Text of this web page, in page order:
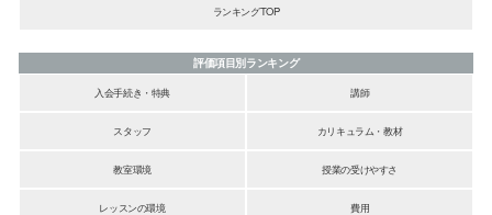
ランキングTOP
評価項目別ランキング
入会手続き・特典
講師
スタッフ カリキュラム・教材
教室環境 授業の受けやすさ
レッスンの環境 費用